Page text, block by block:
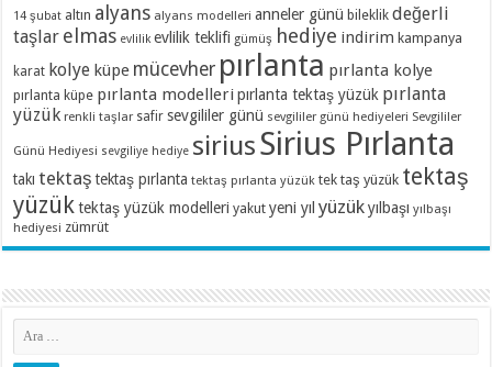
14 şubat altın alyans alyans modelleri anneler günü bileklik değerli
taşlar elmas evlilik evlilik teklifi gümüş hediye indirim kampanya
karat kolye küpe mücevher pırlanta pırlanta kolye
pırlanta küpe pırlanta modelleri pırlanta tektaş yüzük pırlanta
yüzük renkli taşlar safir sevgililer günü sevgililer günü hediyeleri Sevgililer
Günü Hediyesi sevgiliye hediye siriusSirius Pırlanta
takı tektaş tektaş pırlanta tektaş pırlanta yüzük tek taş yüzük tektaş
yüzük tektaş yüzük modelleri yakut yeni yıl yüzük yılbaşı yılbaşı
hediyesi zümrüt